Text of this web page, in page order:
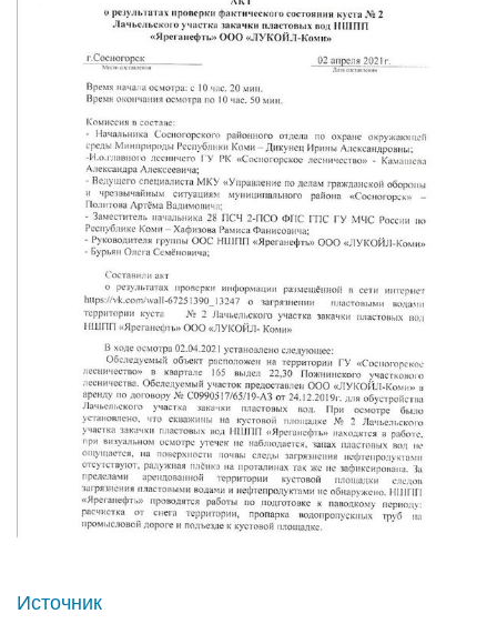
Источник